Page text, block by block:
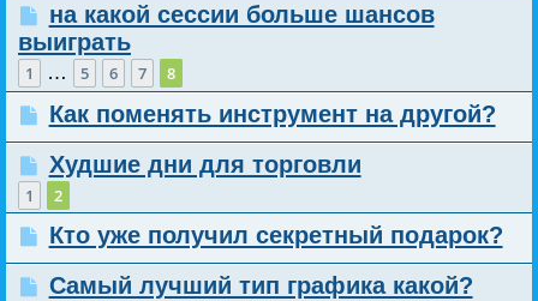
на какой сессии больше шансов
выиграть
1 … 5 6 7 8
Как поменять инструмент на другой?
Худшие дни для торговли
1 2
Кто уже получил секретный подарок?
Самый лучший тип графика какой?